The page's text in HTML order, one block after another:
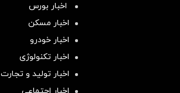
اخبار بورس
اخبار مسکن
اخبار خودرو
اخبار تکنولوژی
اخبار تولید و تجارت